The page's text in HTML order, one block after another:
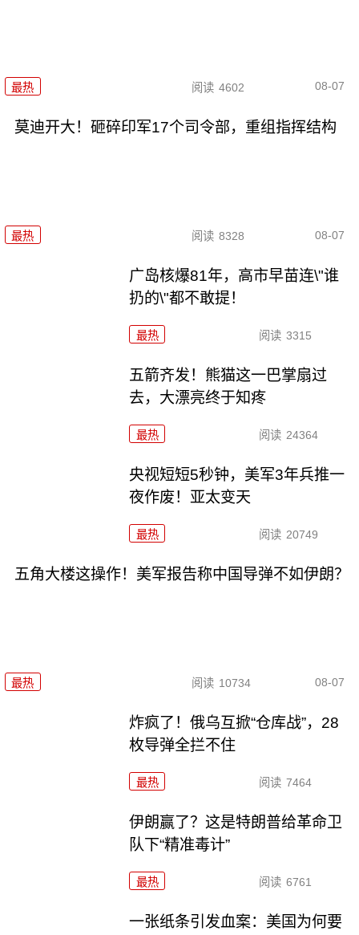
最热 阅读 4602 08-07
莫迪开大！砸碎印军17个司令部，重组指挥结构
最热 阅读 8328 08-07
广岛核爆81年，高市早苗连\"谁
扔的\"都不敢提！
最热 阅读 3315
五箭齐发！熊猫这一巴掌扇过
去，大漂亮终于知疼
最热 阅读 24364
央视短短5秒钟，美军3年兵推一
夜作废！亚太变天
最热 阅读 20749
五角大楼这操作！美军报告称中国导弹不如伊朗？
最热 阅读 10734 08-07
炸疯了！俄乌互掀“仓库战”，28
枚导弹全拦不住
最热 阅读 7464
伊朗赢了？这是特朗普给革命卫
队下“精准毒计”
最热 阅读 6761
一张纸条引发血案：美国为何要